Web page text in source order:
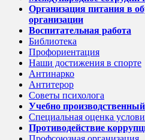
Организация питания в
организации
Воспитательная работа
Библиотека
Профориентация
Наши достижения в спорте
Антинарко
Антитерор
Советы психолога
Учебно
Специальная оценка
Противодействие